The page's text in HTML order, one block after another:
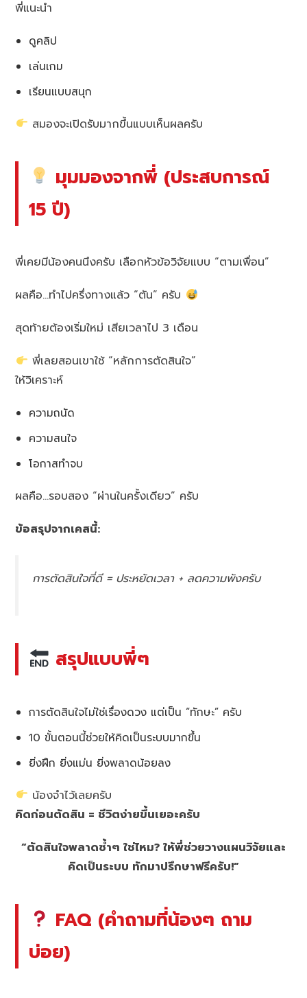
พี่แนะนำ
ดูคลิป
เล่นเกม
เรียนแบบสนุก
สมองจะเปิดรับมากขึ้นแบบเห็นผลครับ
มุมมองจากพี่ (ประสบการณ์
15 ปี)
พี่เคยมีน้องคนนึงครับ เลือกหัวข้อวิจัยแบบ “ตามเพื่อน”
ผลคือ…ทำไปครึ่งทางแล้ว “ตัน” ครับ
สุดท้ายต้องเริ่มใหม่ เสียเวลาไป 3 เดือน
พี่เลยสอนเขาใช้ “หลักการตัดสินใจ”
ให้วิเคราะห์
ความถนัด
ความสนใจ
โอกาสทำจบ
ผลคือ…รอบสอง “ผ่านในครั้งเดียว” ครับ
ข้อสรุปจากเคสนี้:
การตัดสินใจที่ดี = ประหยัดเวลา + ลดความพังครับ
สรุปแบบพี่ๆ
การตัดสินใจไม่ใช่เรื่องดวง แต่เป็น “ทักษะ” ครับ
10 ขั้นตอนนี้ช่วยให้คิดเป็นระบบมากขึ้น
ยิ่งฝึก ยิ่งแม่น ยิ่งพลาดน้อยลง
น้องจำไว้เลยครับ
คิดก่อนตัดสิน = ชีวิตง่ายขึ้นเยอะครับ
“ตัดสินใจพลาดซ้ำๆ ใช่ไหม? ให้พี่ช่วยวางแผนวิจัยและ
คิดเป็นระบบ ทักมาปรึกษาฟรีครับ!”
FAQ (คำถามที่น้องๆ ถาม
บ่อย)